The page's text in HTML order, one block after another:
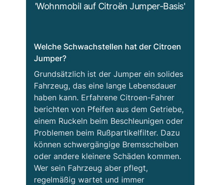
'Wohnmobil auf Citroën Jumper-Basis'
Welche Schwachstellen hat der Citroen
Jumper?
Grundsätzlich ist der Jumper ein solides
Fahrzeug, das eine lange Lebensdauer
haben kann. Erfahrene Citroen-Fahrer
berichten von Pfeifen aus dem Getriebe,
einem Ruckeln beim Beschleunigen oder
Problemen beim Rußpartikelfilter. Dazu
können schwergängige Bremsscheiben
oder andere kleinere Schäden kommen.
Wer sein Fahrzeug aber pflegt,
regelmäßig wartet und immer